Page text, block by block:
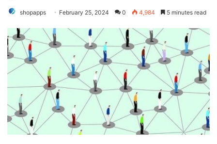
shopapps February 25, 2024 0 4,984 5 minutes read